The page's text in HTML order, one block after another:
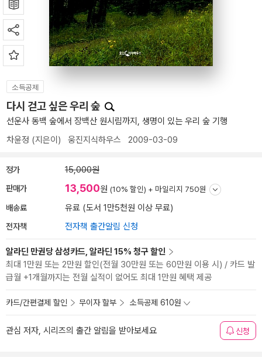
소득공제
다시 걷고 싶은 우리 숲
선운사 동백 숲에서 장백산 원시림까지, 생명이 있는 우리 숲 기행
차윤정 (지은이) 웅진지식하우스 2009-03-09
정가 15,000원
판매가 13,500원 (10% 할인) + 마일리지 750원
배송료 유료 (도서 1만5천원 이상 무료)
전자책 전자책 출간알림 신청
알라딘 만권당 삼성카드, 알라딘 15% 청구 할인
최대 1만원 또는 2만원 할인(전월 30만원 또는 60만원 이용 시) / 카드 발
급월 +1개월까지는 전월 실적이 없어도 최대 1만원 혜택 제공
카드/간편결제 할인 무이자 할부 소득공제 610원
관심 저자, 시리즈의 출간 알림을 받아보세요 신청